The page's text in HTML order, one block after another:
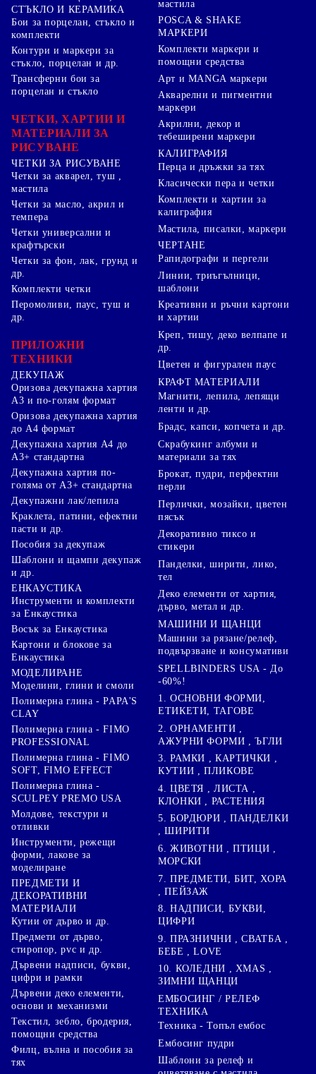
СТЪКЛО И КЕРАМИКА
Бои за порцелан, стъкло и
комплекти
Контури и маркери за
стъкло, порцелан и др.
Трансферни бои за
порцелан и стъкло
ЧЕТКИ, ХАРТИИ И
МАТЕРИАЛИ ЗА
РИСУВАНЕ
ЧЕТКИ ЗА РИСУВАНЕ
Четки за акварел, туш ,
мастила
Четки за масло, акрил и
темпера
Четки универсални и
крафтърски
Четки за фон, лак, грунд и
др.
Комплекти четки
мастила
POSCA & SHAKE
МАРКЕРИ
Комплекти маркери и
помощни средства
Арт и MANGA маркери
Акварелни и пигментни
маркери
Акрилни, декор и
тебеширени маркери
КАЛИГРАФИЯ
Перца и дръжки за тях
Класически пера и четки
Комплекти и хартии за
калиграфия
Мастила, писалки, маркери
ЧЕРТАНЕ
Рапидографи и пергели
Линии, триъгълници,
шаблони
Перомоливи, паус, туш и
др.
ПРИЛОЖНИ
ТЕХНИКИ
ДЕКУПАЖ
Оризова декупажна хартия
А3 и по-голям формат
Оризова декупажна хартия
до А4 формат
Декупажна хартия А4 до
А3+ стандартна
Декупажна хартия по-
голяма от А3+ стандартна
Декупажни лак/лепила
Краклета, патини, ефектни
пасти и др.
Пособия за декупаж
Шаблони и щампи декупаж
и др.
ЕНКАУСТИКА
Инструменти и комплекти
за Енкаустика
Восък за Енкаустика
Картони и блокове за
Енкаустика
МОДЕЛИРАНЕ
Моделини, глини и смоли
Полимерна глина - PAPA'S
CLAY
Полимерна глина - FIMO
PROFESSIONAL
Полимерна глина - FIMO
SOFT, FIMO EFFECT
Полимерна глина -
SCULPEY PREMO USA
Молдове, текстури и
отливки
Инструменти, режещи
форми, лакове за
моделиране
ПРЕДМЕТИ И
ДЕКОРАТИВНИ
МАТЕРИАЛИ
Кутии от дърво и др.
Предмети от дърво,
стиропор, pvc и др.
Дървени надписи, букви,
цифри и рамки
Дървени деко елементи,
основи и механизми
Текстил, зебло, бродерия,
помощни средства
Филц, вълна и пособия за
тях
Креативни и ръчни картони
и хартии
Креп, тишу, деко велпапе и
др.
Цветен и фигурален паус
КРАФТ МАТЕРИАЛИ
Магнити, лепила, лепящи
ленти и др.
Брадс, капси, копчета и др.
Скрабукинг албуми и
материали за тях
Брокат, пудри, перфектни
перли
Перлички, мозайки, цветен
пясък
Декоративно тиксо и
стикери
Панделки, ширити, лико,
тел
Деко елементи от хартия,
дърво, метал и др.
МАШИНИ И ЩАНЦИ
Машини за рязане/релеф,
подвързване и консумативи
SPELLBINDERS USA - До
-60%!
1. ОСНОВНИ ФОРМИ,
ЕТИКЕТИ, ТАГОВЕ
2. ОРНАМЕНТИ ,
АЖУРНИ ФОРМИ , ЪГЛИ
3. РАМКИ , КАРТИЧКИ ,
КУТИИ , ПЛИКОВЕ
4. ЦВЕТЯ , ЛИСТА ,
КЛОНКИ , РАСТЕНИЯ
5. БОРДЮРИ , ПАНДЕЛКИ
, ШИРИТИ
6. ЖИВОТНИ , ПТИЦИ ,
МОРСКИ
7. ПРЕДМЕТИ, БИТ, ХОРА
, ПЕЙЗАЖ
8. НАДПИСИ, БУКВИ,
ЦИФРИ
9. ПРАЗНИЧНИ , СВАТБА ,
БЕБЕ , LOVE
10. КОЛЕДНИ , XMAS ,
ЗИМНИ ЩАНЦИ
ЕМБОСИНГ / РЕЛЕФ
ТЕХНИКА
Техника - Топъл ембос
Ембосинг пудри
Шаблони за релеф и